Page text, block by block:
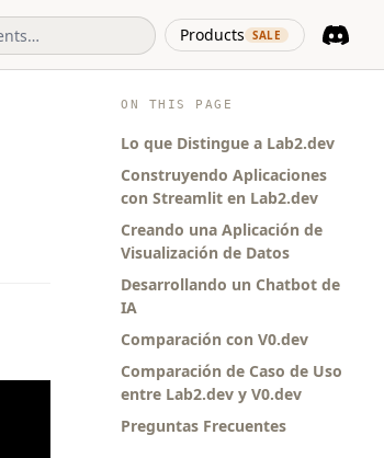
Products SALE
(opens in
ON THIS PAGE
Lo que Distingue a Lab2.dev
Construyendo Aplicaciones
con Streamlit en Lab2.dev
Creando una Aplicación de
Visualización de Datos
Desarrollando un Chatbot de
IA
Comparación con V0.dev
Comparación de Caso de Uso
entre Lab2.dev y V0.dev
Preguntas Frecuentes